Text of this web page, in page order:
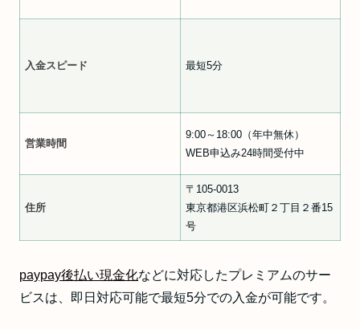
入金スピード 最短5分
営業時間
9:00～18:00（年中無休）
WEB申込み24時間受付中
住所
〒105-0013
東京都港区浜松町２丁目２番15
号
paypay後払い現金化などに対応したプレミアムのサー
ビスは、即日対応可能で最短5分での入金が可能です。